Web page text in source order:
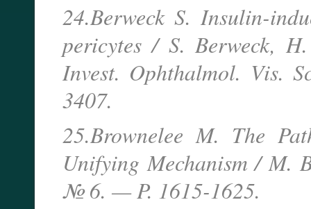
24.Berweck S. Insulin-
pericytes / S. Berweck,
Invest. Ophthalmol.
3407.
25.Brownelee M. The
Unifying Mechanism / M.
№ 6. — P. 1615-1625.